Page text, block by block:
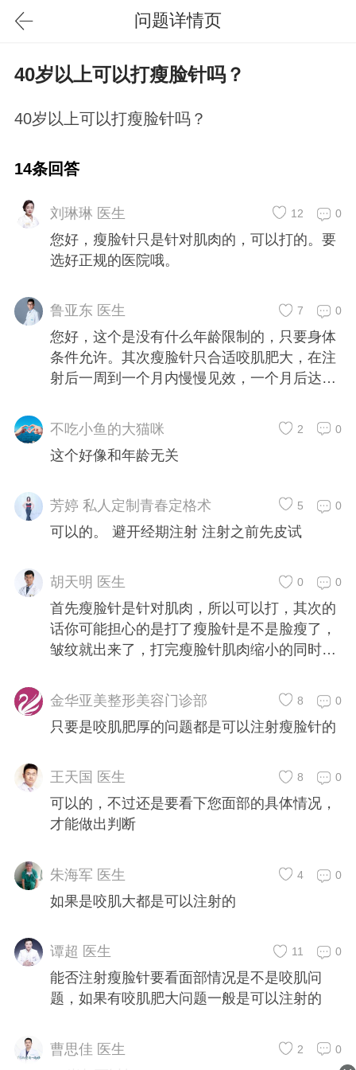
问题详情页
40岁以上可以打瘦脸针吗？
40岁以上可以打瘦脸针吗？
14条回答
刘琳琳 医生 0
12
您好，瘦脸针只是针对肌肉的，可以打的。要
选好正规的医院哦。
鲁亚东 医生 0
7
您好，这个是没有什么年龄限制的，只要身体
条件允许。其次瘦脸针只合适咬肌肥大，在注
射后一周到一个月内慢慢见效，一个月后达到
生进行注射。
不吃小鱼的大猫咪 0
2
这个好像和年龄无关
芳婷 私人定制青春定格术 0
5
可以的。 避开经期注射 注射之前先皮试
胡天明 医生 0
0
首先瘦脸针是针对肌肉，所以可以打，其次的
话你可能担心的是打了瘦脸针是不是脸瘦了，
皱纹就出来了，打完瘦脸针肌肉缩小的同时我
收缩的快，人到一定年龄来说皮肤进人衰老
期，这个时期就需要好的保养。
金华亚美整形美容门诊部 0
8
只要是咬肌肥厚的问题都是可以注射瘦脸针的
王天国 医生 0
8
可以的，不过还是要看下您面部的具体情况，
才能做出判断
朱海军 医生 0
4
如果是咬肌大都是可以注射的
谭超 医生 0
11
能否注射瘦脸针要看面部情况是不是咬肌问
题，如果有咬肌肥大问题一般是可以注射的
曹思佳 医生 0
2